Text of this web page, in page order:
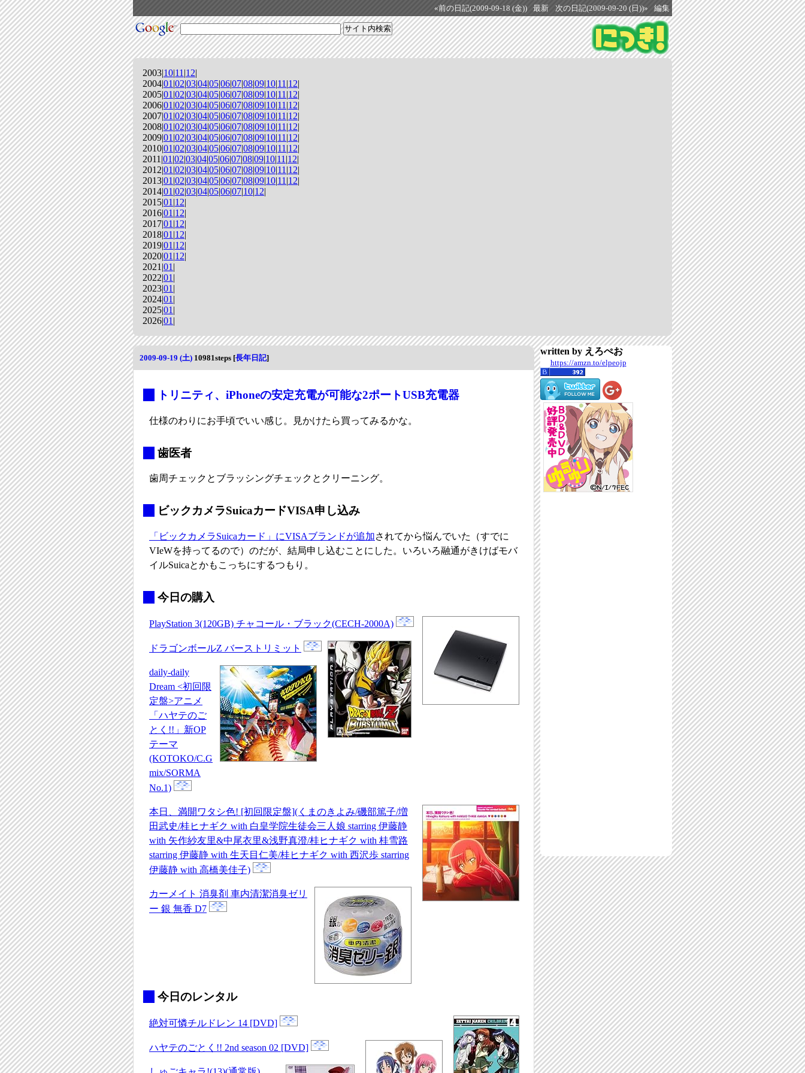
«前の日記(2009-09-18 (金)) 最新 次の日記(2009-09-20 (日))» 編集
2003|10|11 |12|
2004|01 |02|03|04|05|06|07|08|09|10|11 |12|
2005|01 |02|03|04|05|06|07|08|09|10|11 |12|
2006|01 |02|03|04|05|06|07|08|09|10|11 |12|
2007|01 |02|03|04|05|06|07|08|09|10|11 |12|
2008|01 |02|03|04|05|06|07|08|09|10|11 |12|
2009|01 |02|03|04|05|06|07|08|09|10|11 |12|
2010|01 |02|03|04|05|06|07|08|09|10|11 |12|
2011|01 |02|03|04|05|06|07|08|09|10|11 |12|
2012|01 |02|03|04|05|06|07|08|09|10|11 |12|
2013|01 |02|03|04|05|06|07|08|09|10|11 |12|
2014|01 |02|03|04|05|06|07|10|12|
2015|01 |12|
2016|01 |12|
2017|01 |12|
2018|01 |12|
2019|01 |12|
2020|01 |12|
2021|01 |
2022|01 |
2023|01 |
2024|01 |
2025|01 |
2026|01 |
2009-09-19 (土) 10981steps [長年日記]
トリニティ、iPhoneの安定充電が可能な2ポートUSB充電器
仕様のわりにお手頃でいい感じ。見かけたら買ってみるかな。
歯医者
歯周チェックとブラッシングチェックとクリーニング。
ビックカメラSuicaカードVISA申し込み
「ビックカメラSuicaカード」にVISAブランドが追加されてから悩んでいた（すでに
VIeWを持ってるので）のだが、結局申し込むことにした。いろいろ融通がきけばモバ
イルSuicaとかもこっちにするつもり。
今日の購入
PlayStation 3(120GB) チャコール・ブラック(CECH-2000A)
ドラゴンボールZ バーストリミット
daily-daily
Dream <初回限
定盤>アニメ
「ハヤテのご
とく!!」新OP
テーマ
(KOTOKO/C.G
mix/SORMA
No.1)
本日、満開ワタシ色! [初回限定盤](くまのきよみ/磯部篤子/増
田武史/桂ヒナギク with 白皇学院生徒会三人娘 starring 伊藤静
with 矢作紗友里&中尾衣里&浅野真澄/桂ヒナギク with 桂雪路
starring 伊藤静 with 生天目仁美/桂ヒナギク with 西沢歩 starring
伊藤静 with 高橋美佳子)
カーメイト 消臭剤 車内清潔消臭ゼリ
ー 銀 無香 D7
今日のレンタル
絶対可憐チルドレン 14 [DVD]
ハヤテのごとく!! 2nd season 02 [DVD]
written by えろぺお
https://amzn.to/elpeojp